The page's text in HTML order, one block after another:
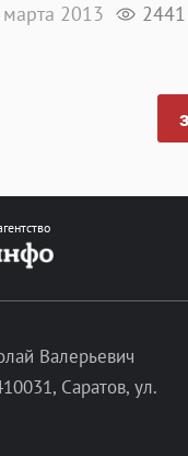
2013 2441
Валерьевич
Саратов, ул.